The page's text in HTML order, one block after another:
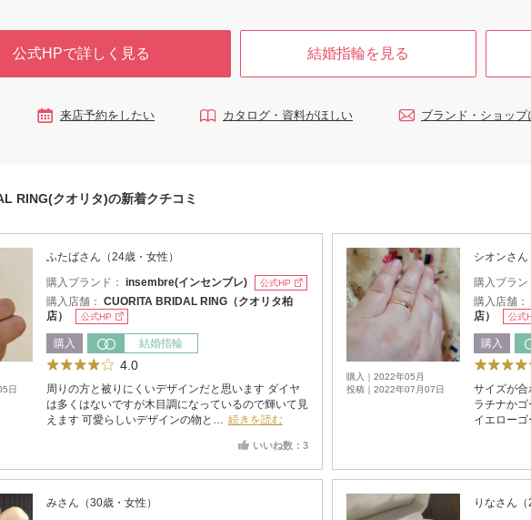
公式HPで詳しく見る 結婚指輪を見る
来店予約をしたい カタログ・資料がほしい ブランド・ショッ
RING(クオリタ)の新着クチコミ
日
ふたばさん（24歳・女性）
購入ブランド： insembre(インセンブレ) 公式HP
購入店舗： CUORITA BRIDAL RING（クオリタ柏
店）
公式HP
購入 結婚指輪
4.0
周りの方と被りにくいデザインだと思います ダイヤ
は多くはないですが木目調になっているので輝いて見
えます 可愛らしいデザインの物と… 続きを読む
いいね数：3
購入｜2022年05月
投稿｜2022年07月07日
シオンさん
購入ブラン
購入店舗：
店）
公式
購入
サイズが
ラチナか
イエロー
みさん（30歳・女性）
りなさん（